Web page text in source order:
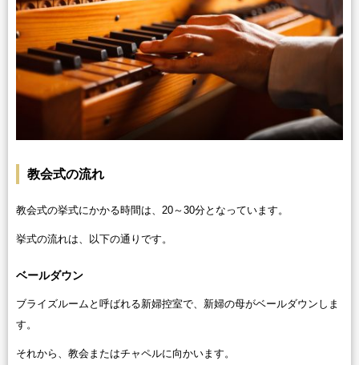
教会式の流れ
教会式の挙式にかかる時間は、20～30分となっています。
挙式の流れは、以下の通りです。
ベールダウン
ブライズルームと呼ばれる新婦控室で、新婦の母がベールダウンしま
す。
それから、教会またはチャペルに向かいます。